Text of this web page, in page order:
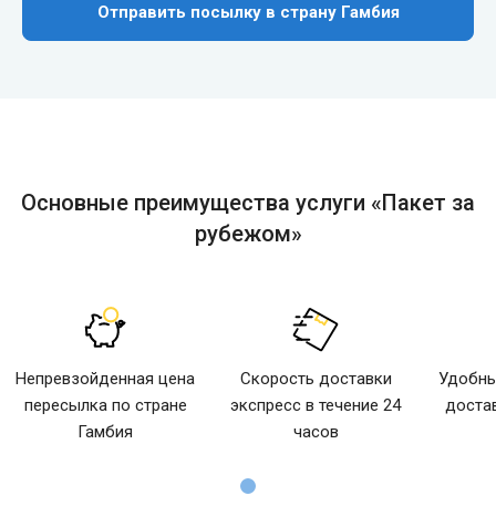
Отправить посылку в страну Гамбия
Основные преимущества услуги «Пакет за
рубежом»
Непревзойденная цена
пересылка по стране
Гамбия
Скорость доставки
экспресс в течение 24
часов